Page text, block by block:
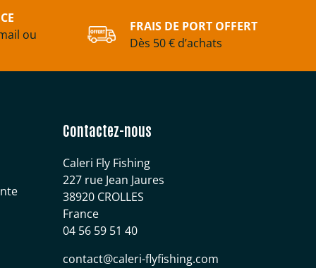
ou
FRAIS DE PORT OFFERT
Dès 50 € d’achats
Contactez-nous
Caleri Fly Fishing
227 rue Jean Jaures
38920 CROLLES
France
04 56 59 51 40
contact@caleri-flyfishing.com